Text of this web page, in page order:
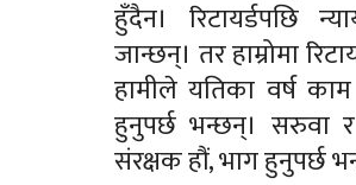
हुँदैन। रिटायर्डपछि
जान्छन्। तर हाम्रोमा
हामीले यतिका वर्ष
हुनुपर्छ भन्छन्। सरुवा र
संरक्षक हौं, भाग हुनुपर्छ